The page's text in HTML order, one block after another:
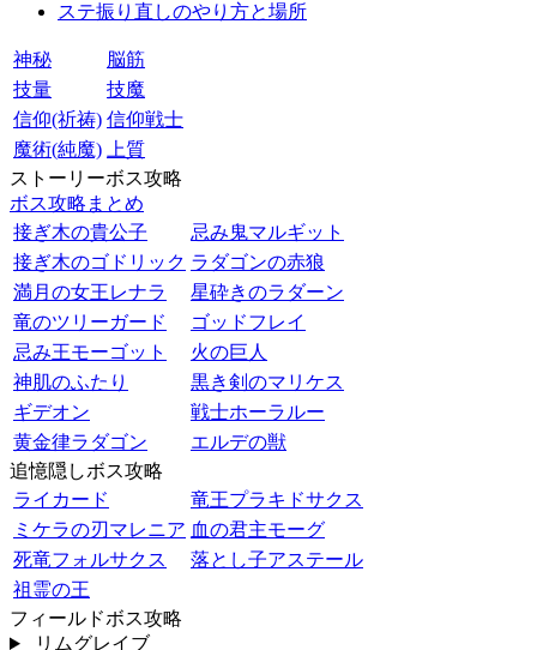
ステ振り直しのやり方と場所
神秘
脳筋
技量
技魔
信仰(祈祷) 信仰戦士
魔術(純魔)
上質
ストーリーボス攻略
ボス攻略まとめ
接ぎ木の貴公子
忌み鬼マルギット
接ぎ木のゴドリック ラダゴンの赤狼
満月の女王レナラ
星砕きのラダーン
竜のツリーガード
ゴッドフレイ
忌み王モーゴット
火の巨人
神肌のふたり
黒き剣のマリケス
ギデオン
戦士ホーラルー
黄金律ラダゴン
エルデの獣
追憶隠しボス攻略
ライカード
竜王プラキドサクス
ミケラの刃マレニア 血の君主モーグ
死竜フォルサクス
落とし子アステール
祖霊の王
フィールドボス攻略
リムグレイブ